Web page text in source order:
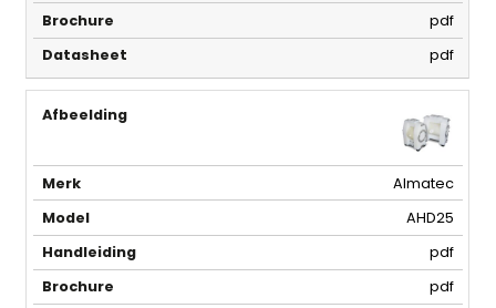
pdf
pdf
Almatec
AHD25
pdf
pdf